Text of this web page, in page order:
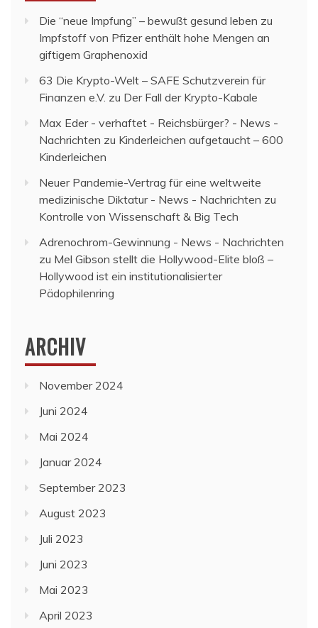
Die “neue Impfung” – bewußt gesund leben zu
Impfstoff von Pfizer enthält hohe Mengen an
giftigem Graphenoxid
63 Die Krypto-Welt – SAFE Schutzverein für
Finanzen e.V. zu Der Fall der Krypto-Kabale
Max Eder - verhaftet - Reichsbürger? - News -
Nachrichten zu Kinderleichen aufgetaucht – 600
Kinderleichen
Neuer Pandemie-Vertrag für eine weltweite
medizinische Diktatur - News - Nachrichten zu
Kontrolle von Wissenschaft & Big Tech
Adrenochrom-Gewinnung - News - Nachrichten
zu Mel Gibson stellt die Hollywood-Elite bloß –
Hollywood ist ein institutionalisierter
Pädophilenring
ARCHIV
November 2024
Juni 2024
Mai 2024
Januar 2024
September 2023
August 2023
Juli 2023
Juni 2023
Mai 2023
April 2023